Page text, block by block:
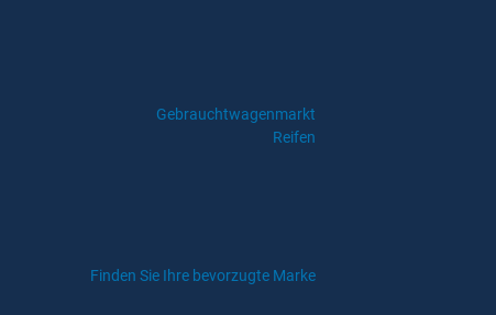
Gebrauchtwagenmarkt
Reifen
Finden Sie Ihre bevorzugte Marke